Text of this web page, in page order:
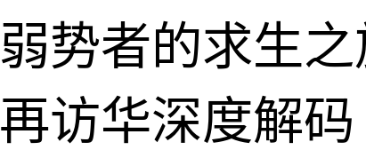
弱势者的求生
再访华深度解码